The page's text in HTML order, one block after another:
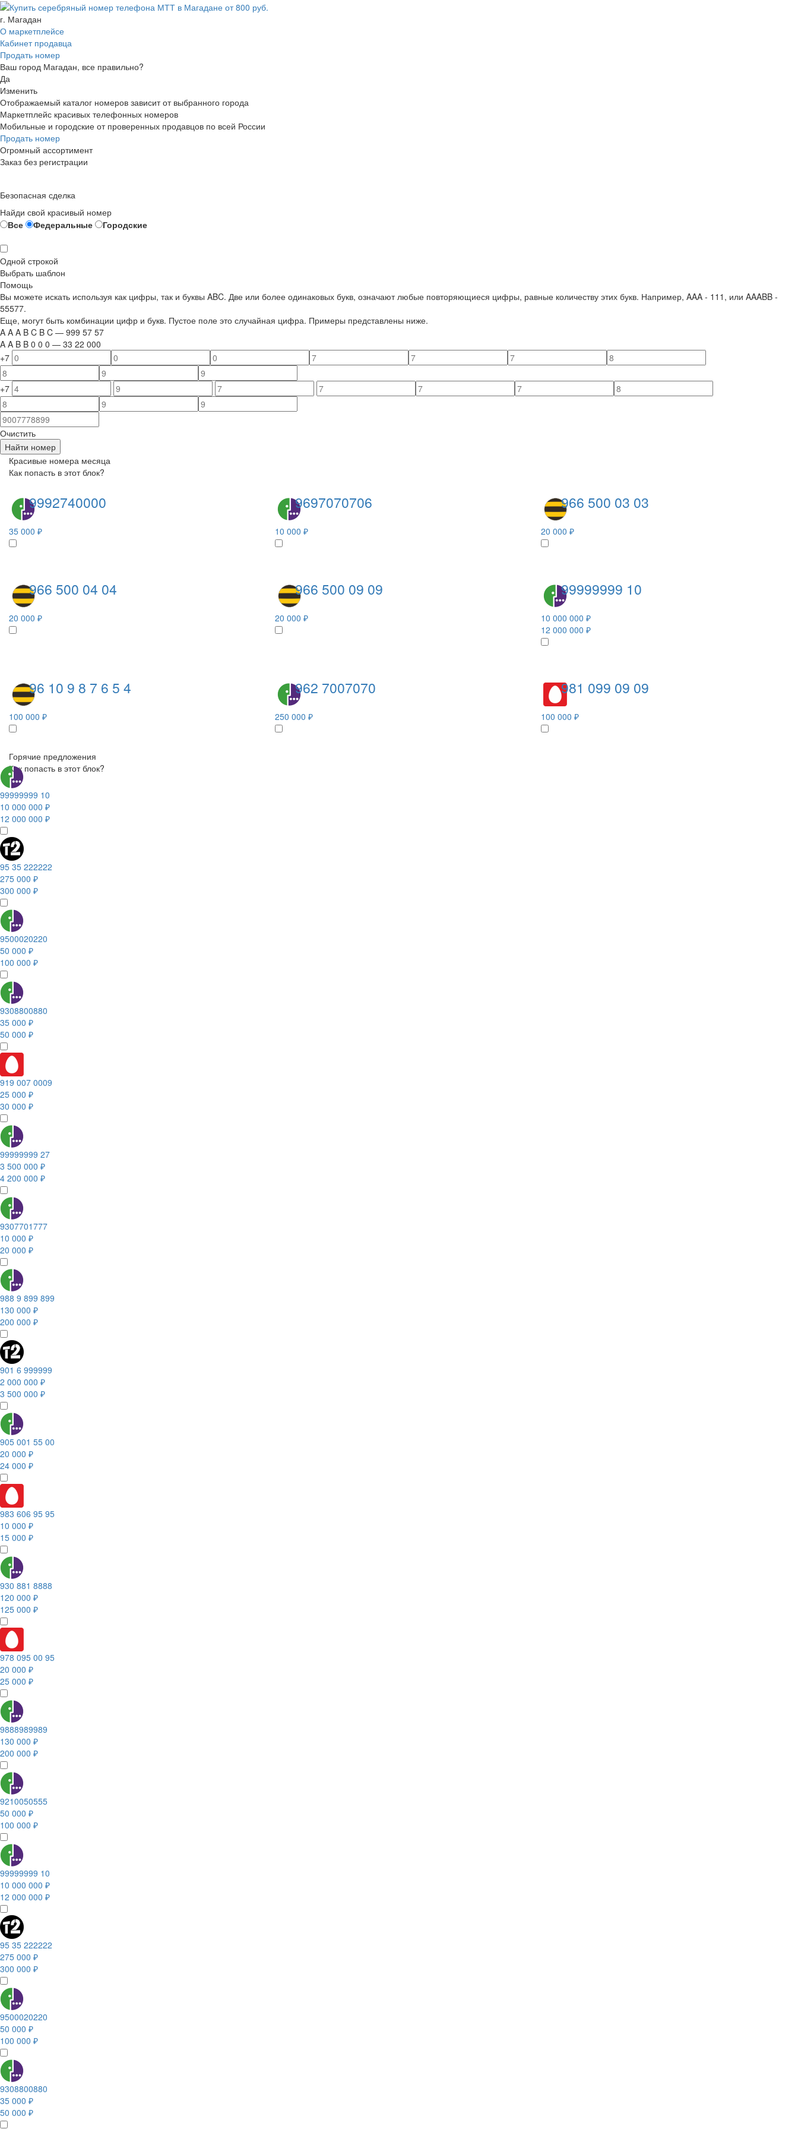
г. Магадан
О маркетплейсе
Кабинет продавца
Продать номер
Ваш город Магадан, все правильно?
Да
Изменить
Отображаемый каталог номеров зависит от выбранного города
Маркетплейс красивых телефонных номеров
Мобильные и городские от проверенных продавцов по всей России
Продать номер
Огромный ассортимент
Заказ без регистрации
Безопасная сделка
Найди свой красивый номер
Все
Федеральные Городские
Одной строкой
Выбрать шаблон
Помощь
Вы можете искать используя как цифры, так и буквы ABC. Две или более одинаковых букв, означают любые повторяющиеся цифры, равные количеству этих букв. Например, AAA - 111 , или AAABB -
55577.
Еще, могут быть комбинации цифр и букв. Пустое поле это случайная цифра. Примеры представлены ниже.
A A A B C B C — 999 57 57
A A B B 0 0 0 — 33 22 000
+7
+7
Очистить
Найти номер
Красивые номера месяца
Как попасть в этот блок?
9992740000
35 000 ₽
9697070706
10 000 ₽
966 500 03 03
20 000 ₽
966 500 04 04
20 000 ₽
966 500 09 09
20 000 ₽
99999999 10
10 000 000 ₽
12 000 000 ₽
96 10 9 8 7 6 5 4
100 000 ₽
962 7007070
250 000 ₽
981 099 09 09
100 000 ₽
Горячие предложения
Как попасть в этот блок?
99999999 10
10 000 000 ₽
12 000 000 ₽
95 35 222222
275 000 ₽
300 000 ₽
9500020220
50 000 ₽
100 000 ₽
9308800880
35 000 ₽
50 000 ₽
919 007 0009
25 000 ₽
30 000 ₽
99999999 27
3 500 000 ₽
4 200 000 ₽
9307701777
10 000 ₽
20 000 ₽
988 9 899 899
130 000 ₽
200 000 ₽
901 6 999999
2 000 000 ₽
3 500 000 ₽
905 001 55 00
20 000 ₽
24 000 ₽
983 606 95 95
10 000 ₽
15 000 ₽
930 881 8888
120 000 ₽
125 000 ₽
978 095 00 95
20 000 ₽
25 000 ₽
9888989989
130 000 ₽
200 000 ₽
9210050555
50 000 ₽
100 000 ₽
99999999 10
10 000 000 ₽
12 000 000 ₽
95 35 222222
275 000 ₽
300 000 ₽
9500020220
50 000 ₽
100 000 ₽
9308800880
35 000 ₽
50 000 ₽